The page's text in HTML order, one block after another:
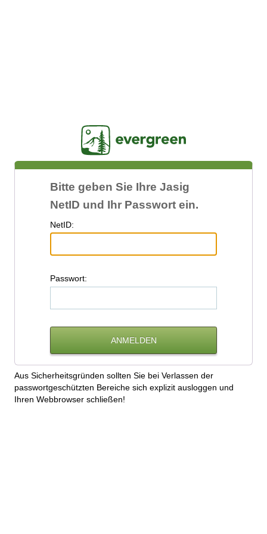
Bitte geben Sie Ihre Jasig
NetID und Ihr Passwort ein.
NetID:
Passwort:
Aus Sicherheitsgründen sollten Sie bei Verlassen der
passwortgeschützten Bereiche sich explizit ausloggen und
Ihren Webbrowser schließen!